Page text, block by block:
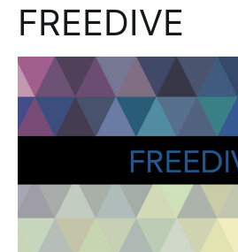
FREEDIVE